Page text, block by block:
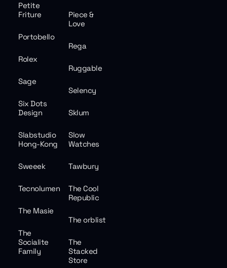
Petite
Friture
Piece &
Love
Portobello
Rega
Rolex
Ruggable
Sage
Selency
Six Dots
Design
Sklum
Slabstudio
Hong-Kong
Slow
Watches
Sweeek Tawbury
Tecnolumen
The Cool
Republic
The Masie
The orblist
The
Socialite
Family
The
Stacked
Store